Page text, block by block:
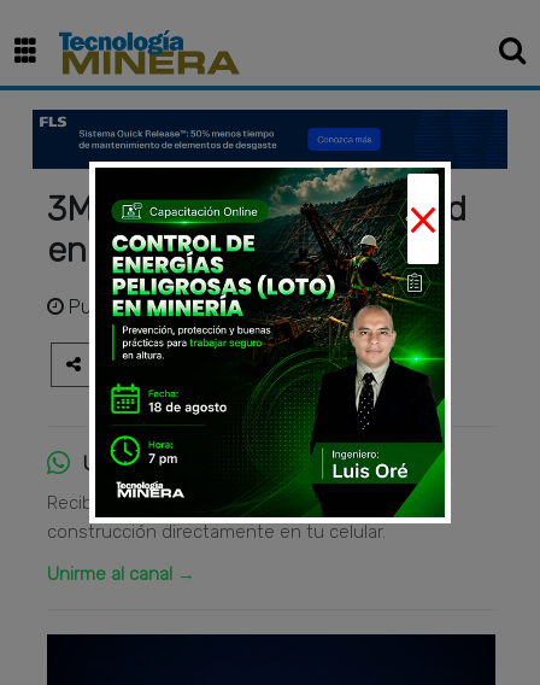
3M: Innovación y seguridad
en la minería
Publicadohace 2 años
Únete al canal de WhatsApp
Recibe las principales noticias del sector
construcción directamente en tu celular.
Unirme al canal →
×